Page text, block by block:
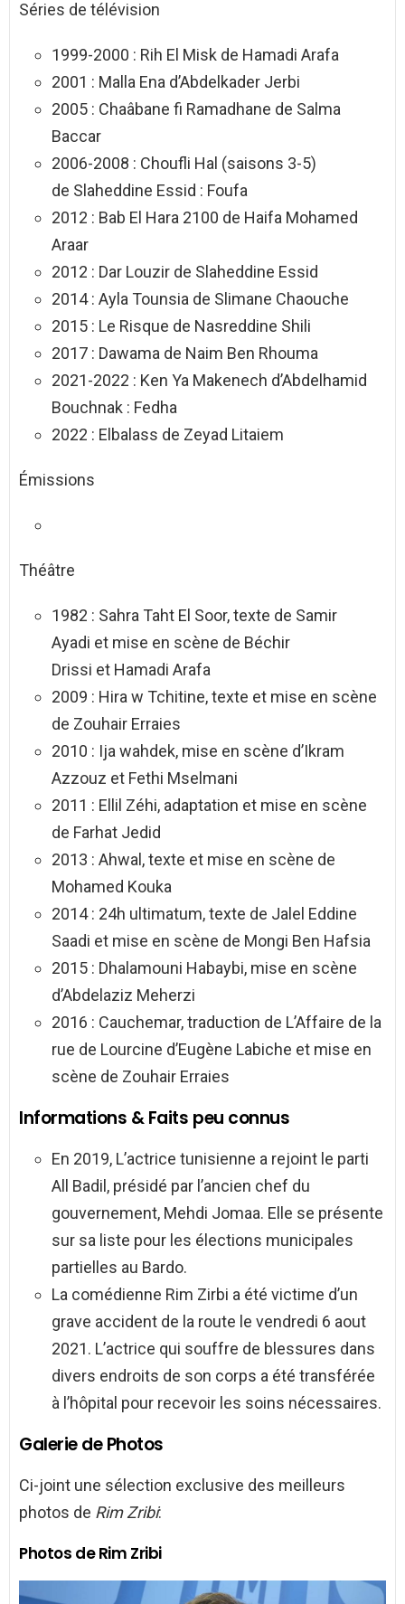
Séries de télévision
1999-2000 : Rih El Misk de Hamadi Arafa
2001 : Malla Ena d’Abdelkader Jerbi
2005 : Chaâbane fi Ramadhane de Salma
Baccar
2006-2008 : Choufli Hal (saisons 3-5)
de Slaheddine Essid : Foufa
2012 : Bab El Hara 2100 de Haifa Mohamed
Araar
2012 : Dar Louzir de Slaheddine Essid
2014 : Ayla Tounsia de Slimane Chaouche
2015 : Le Risque de Nasreddine Shili
2017 : Dawama de Naim Ben Rhouma
2021-2022 : Ken Ya Makenech d’Abdelhamid
Bouchnak : Fedha
2022 : Elbalass de Zeyad Litaiem
Émissions
Théâtre
1982 : Sahra Taht El Soor, texte de Samir
Ayadi et mise en scène de Béchir
Drissi et Hamadi Arafa
2009 : Hira w Tchitine, texte et mise en scène
de Zouhair Erraies
2010 : Ija wahdek, mise en scène d’Ikram
Azzouz et Fethi Mselmani
2011 : Ellil Zéhi, adaptation et mise en scène
de Farhat Jedid
2013 : Ahwal, texte et mise en scène de
Mohamed Kouka
2014 : 24h ultimatum, texte de Jalel Eddine
Saadi et mise en scène de Mongi Ben Hafsia
2015 : Dhalamouni Habaybi, mise en scène
d’Abdelaziz Meherzi
2016 : Cauchemar, traduction de L’Affaire de la
rue de Lourcine d’Eugène Labiche et mise en
scène de Zouhair Erraies
Informations & Faits peu connus
En 2019, L’actrice tunisienne a rejoint le parti
All Badil, présidé par l’ancien chef du
gouvernement, Mehdi Jomaa. Elle se présente
sur sa liste pour les élections municipales
partielles au Bardo.
La comédienne Rim Zirbi a été victime d’un
grave accident de la route le vendredi 6 aout
2021. L’actrice qui souffre de blessures dans
divers endroits de son corps a été transférée
à l’hôpital pour recevoir les soins nécessaires.
Galerie de Photos
Ci-joint une sélection exclusive des meilleurs
photos de Rim Zribi:
Photos de Rim Zribi